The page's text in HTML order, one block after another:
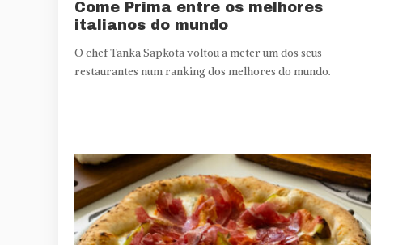
Come Prima entre os melhores
italianos do mundo
O chef Tanka Sapkota voltou a meter um dos seus
restaurantes num ranking dos melhores do mundo.